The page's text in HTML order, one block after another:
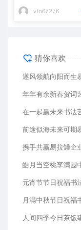
vto67276
猜你喜欢